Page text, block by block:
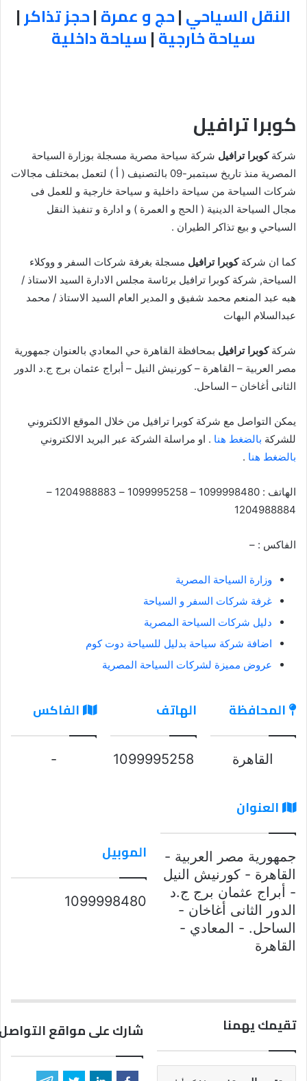
النقل السياحي|حج و عمرة|حجز تذاكر|
سياحة خارجية|سياحة داخلية
كوبرا ترافيل
شركةكوبرا ترافيل شركة سياحة مصرية مسجلة بوزارة السياحة
المصرية منذ تاريخ سبتمبر-09 بالتصنيف ( أ ) لتعمل بمختلف مجالات
شركات السياحة من سياحة داخلية و سياحة خارجية و للعمل فى
مجال السياحة الدينية ( الحج و العمرة ) و ادارة و تنفيذ النقل
السياحي و بيع تذاكر الطيران .
كما ان شركةكوبرا ترافيل مسجلة بغرفة شركات السفر و ووكلاء
السياحة, شركة كوبرا ترافيل برئاسة مجلس الادارة السيد الاستاذ /
هبه عبد المنعم محمد شفيق و المدير العام السيد الاستاذ / محمد
عبدالسلام البهات
شركةكوبرا ترافيل بمحافظة القاهرة حي المعادي بالعنوان جمهورية
مصر العربية – القاهرة – كورنيش النيل – أبراج عثمان برج ج.د الدور
الثانى أغاخان – الساحل.
يمكن التواصل مع شركة كوبرا ترافيل من خلال الموقع الالكتروني
للشركة بالضغط هنا . او مراسلة الشركة عبر البريد الالكتروني
بالضغط هنا .
الهاتف : 1099998480 – 1099995258 – 1204988883 –
1204988884
الفاكس : –
وزارة السياحة المصرية
غرفة شركات السفر و السياحة
دليل شركات السياحة المصرية
اضافة شركة سياحة بدليل للسياحة دوت كوم
عروض مميزة لشركات السياحة المصرية
المحافظة
القاهرة
الهاتف
1099995258
الفاكس
-
العنوان
جمهورية مصر العربية -
القاهرة - كورنيش النيل
- أبراج عثمان برج ج.د
الدور الثانى أغاخان -
الساحل. - المعادي -
القاهرة
الموبيل
1099998480
تقيمك يهمنا شارك على مواقع